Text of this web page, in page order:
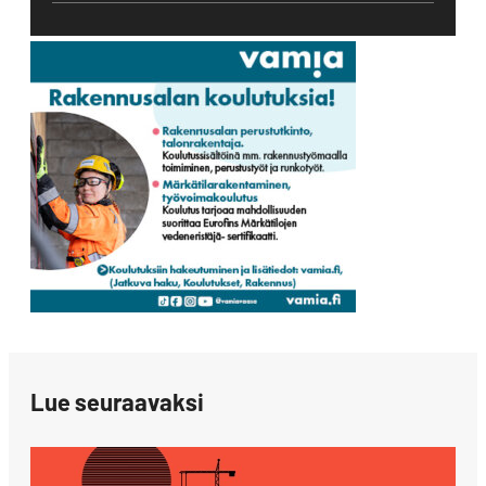
Lue seuraavaksi